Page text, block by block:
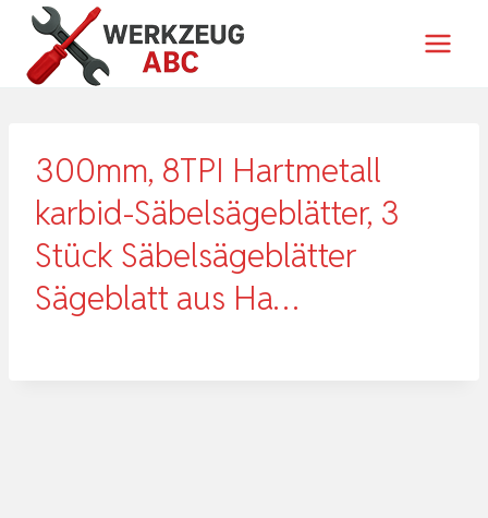
Zum
Inhalt
springen
300mm, 8TPI Hartmetall
karbid-Säbelsägeblätter, 3
Stück Säbelsägeblätter
Sägeblatt aus Ha…